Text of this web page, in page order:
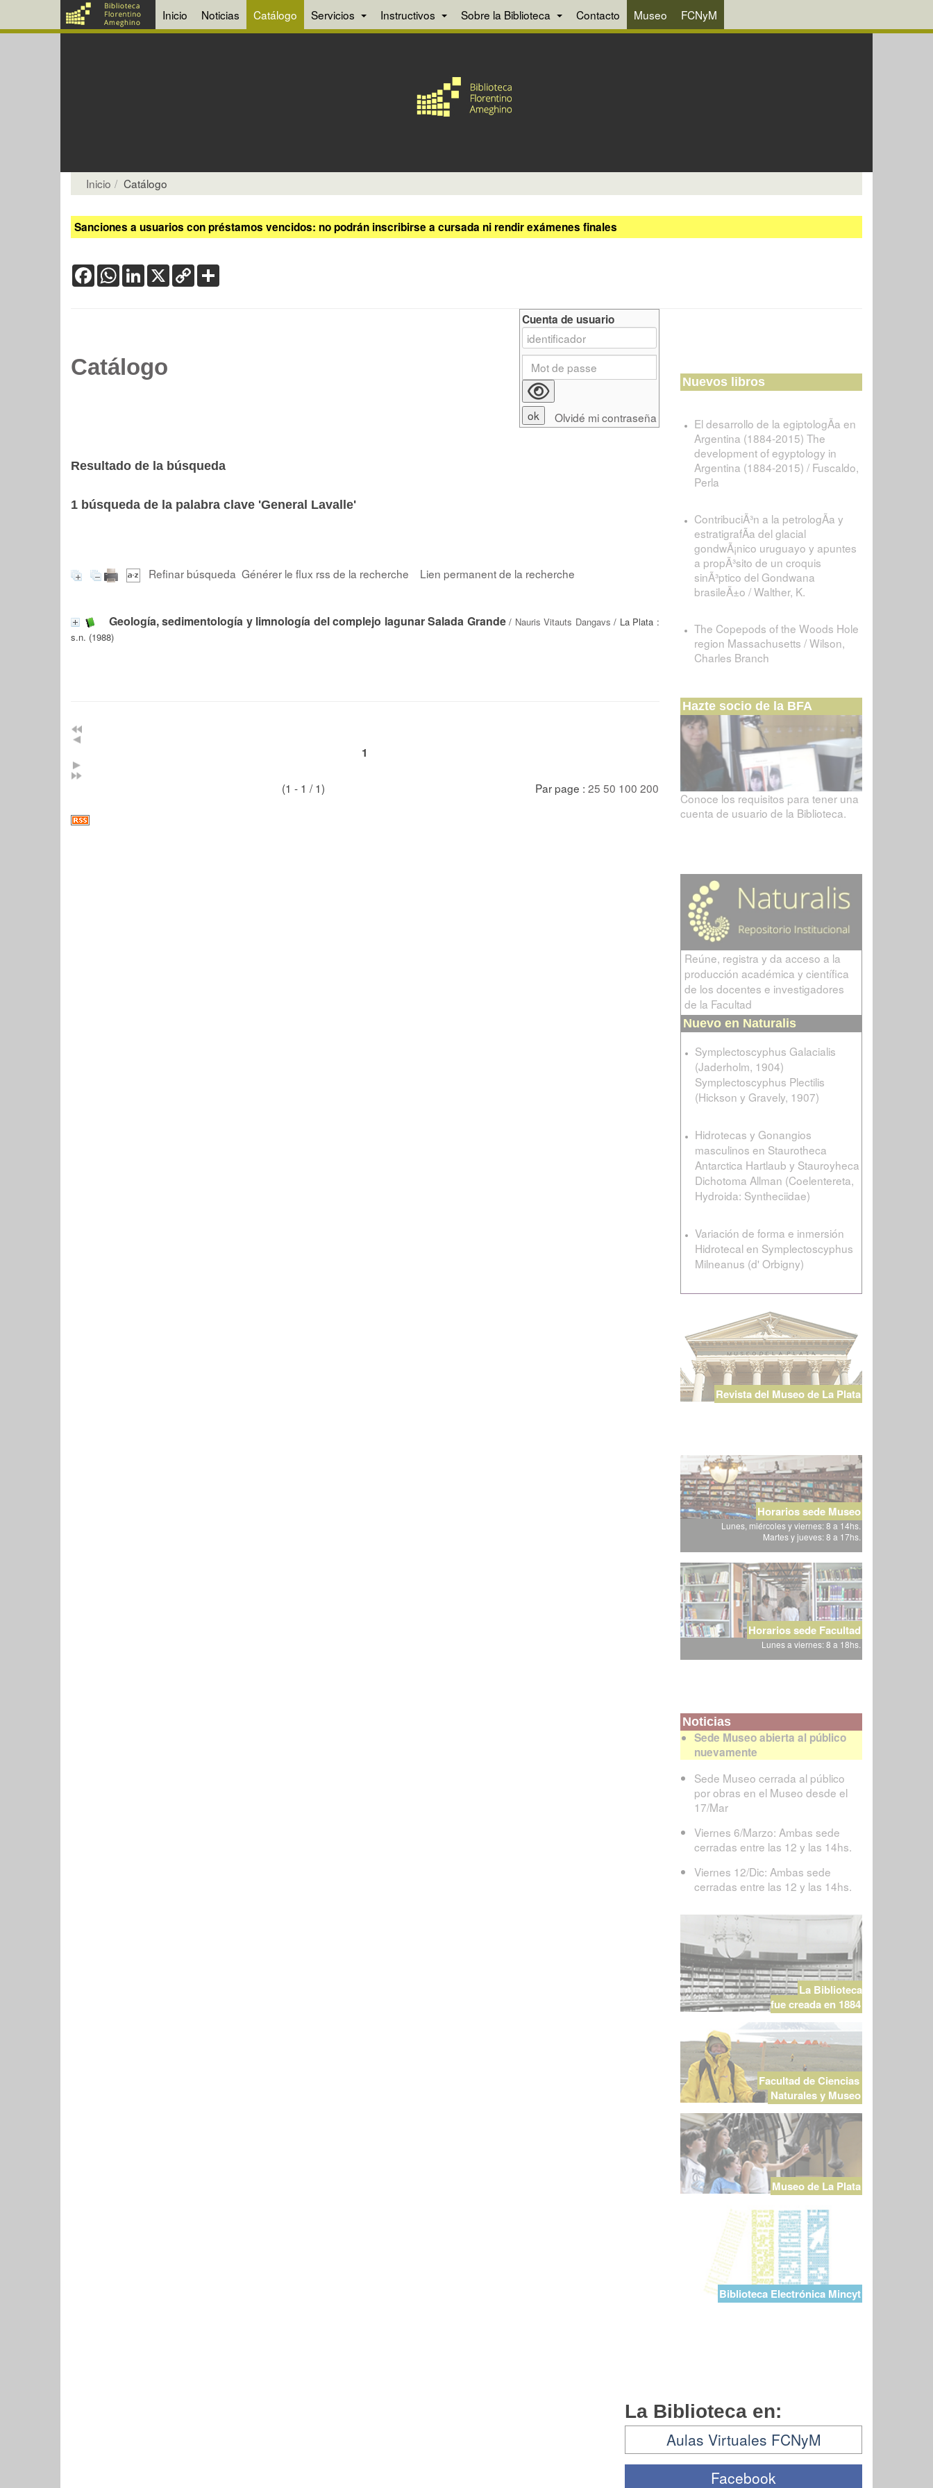
Inicio Noticias Catálogo Servicios Instructivos Sobre la Biblioteca Contacto Museo FCNyM
Inicio Catálogo
Sanciones a usuarios con préstamos vencidos: no podrán inscribirse a cursada ni rendir exámenes finales
FacebookWhatsApp
LinkedIn
X Copy
Link
Catálogo
Resultado de la búsqueda
1 búsqueda de la palabra clave 'General Lavalle'
Refinar búsqueda Générer le flux rss de la recherche Lien permanent de la recherche
Geología, sedimentología y limnología del complejo lagunar Salada Grande/ Nauris Vitauts Dangavs / La Plata :
s.n. (1988)
1
(1 - 1 / 1) Par page : 25 50 100 200
Cuenta de usuario
Olvidé mi contraseña
Nuevos libros
El desarrollo de la egiptologÃ­a en
Argentina (1884-2015) The
development of egyptology in
Argentina (1884-2015) / Fuscaldo,
Perla
ContribuciÃ³n a la petrologÃ­a y
estratigrafÃ­a del glacial
gondwÃ¡nico uruguayo y apuntes
a propÃ³sito de un croquis
sinÃ³ptico del Gondwana
brasileÃ±o / Walther, K.
The Copepods of the Woods Hole
region Massachusetts / Wilson,
Charles Branch
Hazte socio de la BFA
Conoce los requisitos para tener una
cuenta de usuario de la Biblioteca.
Reúne, registra y da acceso a la
producción académica y científica
de los docentes e investigadores
de la Facultad
Nuevo en Naturalis
Symplectoscyphus Galacialis
(Jaderholm, 1904)
Symplectoscyphus Plectilis
(Hickson y Gravely, 1907)
Hidrotecas y Gonangios
masculinos en Staurotheca
Antarctica Hartlaub y Stauroyheca
Dichotoma Allman (Coelentereta,
Hydroida: Syntheciidae)
Variación de forma e inmersión
Hidrotecal en Symplectoscyphus
Milneanus (d' Orbigny)
Revista del Museo de La Plata
Horarios sede Museo
Lunes, miércoles y viernes: 8 a 14hs.
Martes y jueves: 8 a 17hs.
Horarios sede Facultad
Lunes a viernes: 8 a 18hs.
Noticias
Sede Museo abierta al público
nuevamente
Sede Museo cerrada al público
por obras en el Museo desde el
17/Mar
Viernes 6/Marzo: Ambas sede
cerradas entre las 12 y las 14hs.
Viernes 12/Dic: Ambas sede
cerradas entre las 12 y las 14hs.
La Biblioteca
fue creada en 1884
Facultad de Ciencias
Naturales y Museo
Museo de La Plata
Biblioteca Electrónica Mincyt
La Biblioteca en:
Aulas Virtuales FCNyM
Facebook